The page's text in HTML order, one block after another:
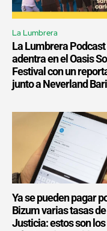
La Lumbrera
La Lumbrera Podcast
adentra en el Oasis
Festival con un
junto a Neverland Bari
Ya se pueden pagar
Bizum varias tasas de
Justicia: estos son los